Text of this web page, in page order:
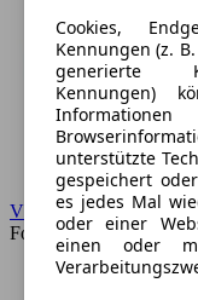
VW
Forum
Cookies,
Kennungen (z.
generierte
Kennungen)
unterstützte
gespeichert
es jedes Mal
oder einer
einen oder